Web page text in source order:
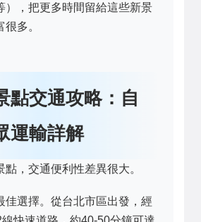
），把更多時間留給這些新景
多。
點交通攻略：自
運輸詳解
，交通便利性差異很大。
佳選擇。從台北市區出發，經